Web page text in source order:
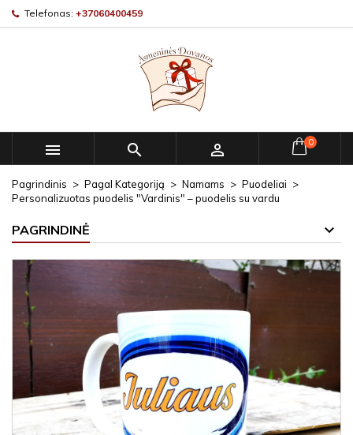
Telefonas: +37060400459
   0
Pagrindinis Pagal Kategoriją Namams
Puodeliai
Personalizuotas puodelis "Vardinis" – puodelis su vardu
PAGRINDINĖ